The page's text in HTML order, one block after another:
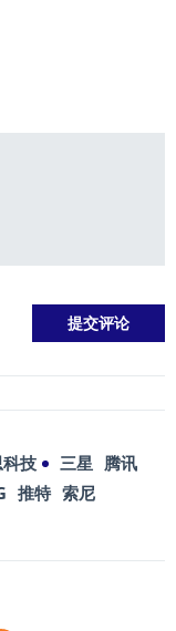
技 三星 腾讯
推特 索尼